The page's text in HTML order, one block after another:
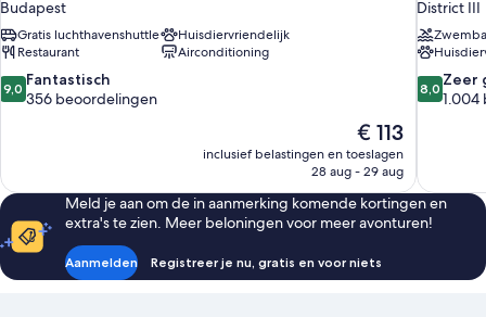
Budapest
Gratis luchthavenshuttle
Huisdiervriendelijk
Restaurant
Airconditioning
9.0
van
beoordelingen
9,0 Fantastisch
356 beoordelingen
De
prijs
is
€ 113
inclusief belastingen en toeslagen
28 aug - 29 aug
District III
8.0
van
1.004
8,0 Zeer
1.004
Meld je aan om de in aanmerking komende kortingen en
extra's te zien. Meer beloningen voor meer avonturen!
Aanmelden Registreer je nu, gratis en voor niets